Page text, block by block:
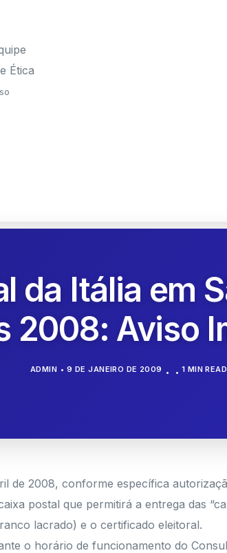
Ética
da Itália em
2008: Aviso
ADMIN 9 DE JANEIRO DE 2009 1 MIN READ
de 2008, conforme específica
postal que permitirá a entrega das
lacrado) e o certificado eleitoral.
o horário de funcionamento do